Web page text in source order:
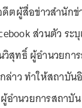
ตผู้สื่อข่าวสำนักข่
ส่วนตัว ระ
สุทธิ์ ผู้อำนวยกา
ว ทำให้สถาบัน
อำนวยการสถาบั